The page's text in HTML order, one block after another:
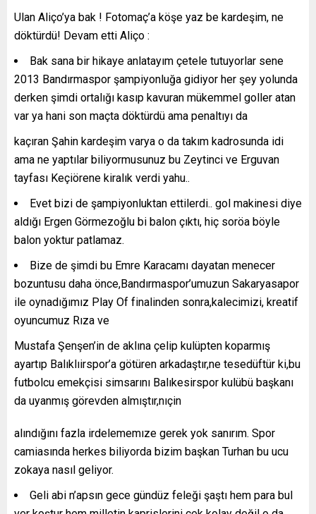
Ulan Aliço’ya bak ! Fotomaç’a köşe yaz be kardeşim, ne
döktürdü! Devam etti Aliço :
Bak sana bir hikaye anlatayım çetele tutuyorlar sene
2013 Bandırmaspor şampiyonluğa gidiyor her şey yolunda
derken şimdi ortalığı kasıp kavuran mükemmel goller atan
var ya hani son maçta döktürdü ama penaltıyı da
kaçıran Şahin kardeşim varya o da takım kadrosunda idi
ama ne yaptılar biliyormusunuz bu Zeytinci ve Erguvan
tayfası Keçiörene kiralık verdi yahu..
Evet bizi de şampiyonluktan ettilerdi.. gol makinesi diye
aldığı Ergen Görmezoğlu bi balon çıktı, hiç soröa böyle
balon yoktur patlamaz.
Bize de şimdi bu Emre Karacamı dayatan menecer
bozuntusu daha önce,Bandırmaspor’umuzun Sakaryasapor
ile oynadığımız Play Of finalinden sonra,kalecimizi, kreatif
oyuncumuz Rıza ve
Mustafa Şenşen’in de aklına çelip kulüpten koparmış
ayartıp Balıklıirspor’a götüren arkadaştır,ne tesedüftür ki,bu
futbolcu emekçisi simsarını Balıkesirspor kulübü başkanı
da uyanmış görevden almıştır,nıçin
alındığını fazla irdelememıze gerek yok sanırım. Spor
camiasında herkes biliyorda bizim başkan Turhan bu ucu
zokaya nasıl geliyor.
Geli abi n’apsın gece gündüz feleği şaştı hem para bul